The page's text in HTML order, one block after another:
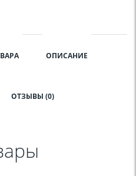
ОПИСАНИЕ
ОТЗЫВЫ (0)